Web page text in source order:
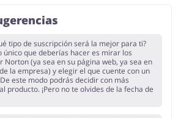
tipo de suscripción será la mejor para ti?
único que deberías hacer es mirar los
Norton (ya sea en su página web, ya sea en
la empresa) y elegir el que cuente con un
este modo podrás decidir con más
producto. ¡Pero no te olvides de la fecha de